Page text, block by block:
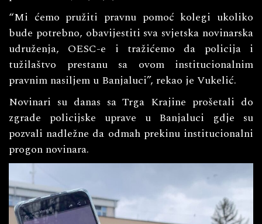
“Mi ćemo pružiti pravnu pomoć kolegi ukoliko
bude potrebno, obavijestiti sva svjetska novinarska
udruženja, OESC-e i tražićemo da policija i
tužilaštvo prestanu sa ovom institucionalnim
pravnim nasiljem u Banjaluci”, rekao je Vukelić.
Novinari su danas sa Trga Krajine prošetali do
zgrade policijske uprave u Banjaluci gdje su
pozvali nadležne da odmah prekinu institucionalni
progon novinara.